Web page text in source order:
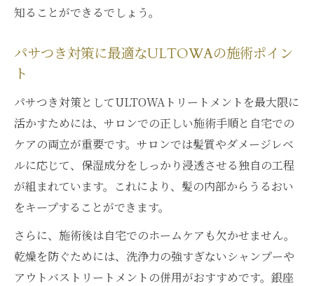
知ることができるでしょう。
パサつき対策に最適なULTOWAの施術ポイン
ト
パサつき対策としてULTOWAトリートメントを最大限に
活かすためには、サロンでの正しい施術手順と自宅での
ケアの両立が重要です。サロンでは髪質やダメージレベ
ルに応じて、保湿成分をしっかり浸透させる独自の工程
が組まれています。これにより、髪の内部からうるおい
をキープすることができます。
さらに、施術後は自宅でのホームケアも欠かせません。
乾燥を防ぐためには、洗浄力の強すぎないシャンプーや
アウトバストリートメントの併用がおすすめです。銀座